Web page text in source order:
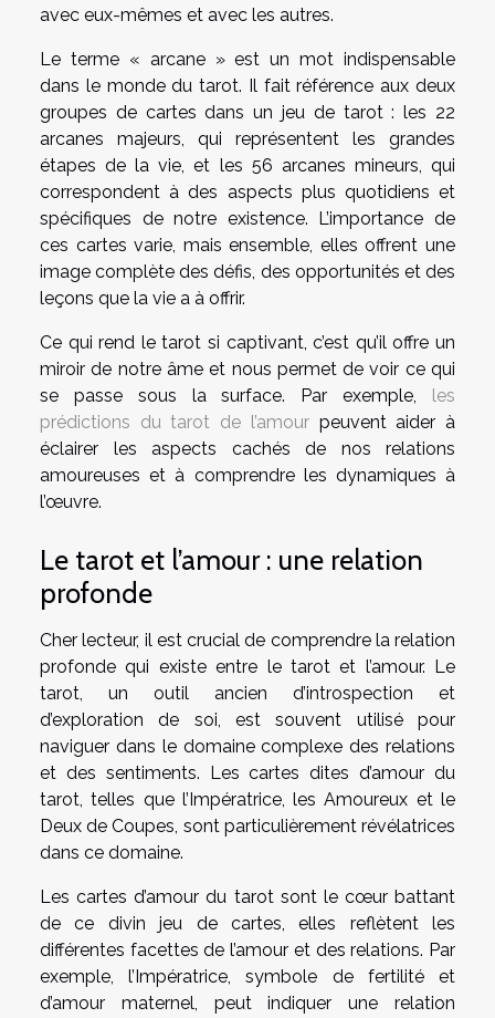
avec eux-mêmes et avec les autres.
Le terme « arcane » est un mot indispensable
dans le monde du tarot. Il fait référence aux deux
groupes de cartes dans un jeu de tarot : les 22
arcanes majeurs, qui représentent les grandes
étapes de la vie, et les 56 arcanes mineurs, qui
correspondent à des aspects plus quotidiens et
spécifiques de notre existence. L’importance de
ces cartes varie, mais ensemble, elles offrent une
image complète des défis, des opportunités et des
leçons que la vie a à offrir.
Ce qui rend le tarot si captivant, c’est qu’il offre un
miroir de notre âme et nous permet de voir ce qui
se passe sous la surface. Par exemple, les
prédictions du tarot de l’amourpeuvent aider à
éclairer les aspects cachés de nos relations
amoureuses et à comprendre les dynamiques à
l’œuvre.
Le tarot et l’amour : une relation
profonde
Cher lecteur, il est crucial de comprendre la relation
profonde qui existe entre le tarot et l’amour. Le
tarot, un outil ancien d’introspection et
d’exploration de soi, est souvent utilisé pour
naviguer dans le domaine complexe des relations
et des sentiments. Les cartes dites d’amour du
tarot, telles que l’Impératrice, les Amoureux et le
Deux de Coupes, sont particulièrement révélatrices
dans ce domaine.
Les cartes d’amour du tarot sont le cœur battant
de ce divin jeu de cartes, elles reflètent les
différentes facettes de l’amour et des relations. Par
exemple, l’Impératrice, symbole de fertilité et
d’amour maternel, peut indiquer une relation